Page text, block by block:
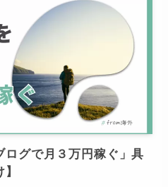
ログで月３万円稼ぐ」具